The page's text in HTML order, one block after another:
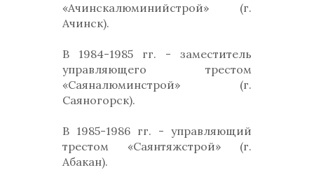
«Ачинскалюминийстрой» (г.
Ачинск).
В 1984-1985 гг. - заместитель
управляющего трестом
«Саяналюминстрой» (г.
Саяногорск).
В 1985-1986 гг. - управляющий
трестом «Саянтяжстрой» (г.
Абакан).